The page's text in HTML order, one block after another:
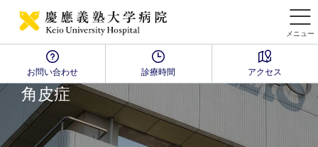
メニュー
お問い合わせ 診療時間 アクセス
Disease Name Search
角皮症